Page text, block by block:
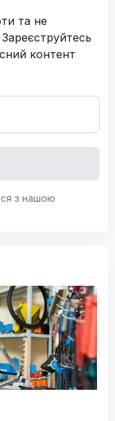
та не
контент
з нашою